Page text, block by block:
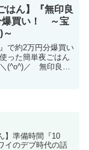
はん】『無印良
爆買い！ ～宝
～
で約2万円分爆買い
った簡単夜ごはん
(^o^)／ 無印良品
】準備時間『10
のデブ時代の話